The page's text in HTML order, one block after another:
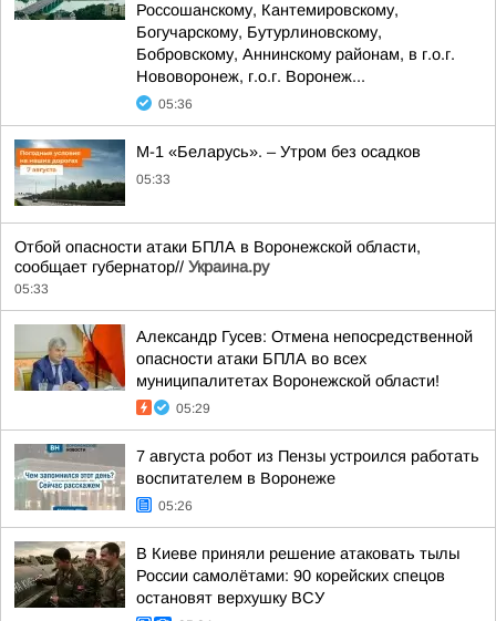
Россошанскому, Кантемировскому,
Богучарскому, Бутурлиновскому,
Бобровскому, Аннинскому районам, в г.о.г.
Нововоронеж, г.о.г. Воронеж...
05:36
М-1 «Беларусь». – Утром без осадков
05:33
Отбой опасности атаки БПЛА в Воронежской области,
сообщает губернатор// Украина.ру
05:33
Александр Гусев: Отмена непосредственной
опасности атаки БПЛА во всех
муниципалитетах Воронежской области!
05:29
7 августа робот из Пензы устроился работать
воспитателем в Воронеже
05:26
В Киеве приняли решение атаковать тылы
России самолётами: 90 корейских спецов
остановят верхушку ВСУ